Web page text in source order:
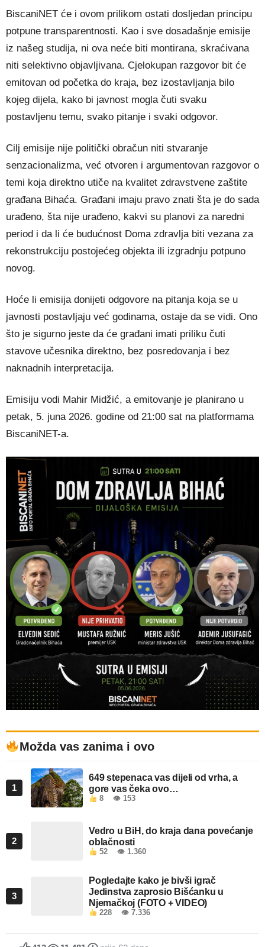
BiscaniNET će i ovom prilikom ostati dosljedan principu
potpune transparentnosti. Kao i sve dosadašnje emisije
iz našeg studija, ni ova neće biti montirana, skraćivana
niti selektivno objavljivana. Cjelokupan razgovor bit će
emitovan od početka do kraja, bez izostavljanja bilo
kojeg dijela, kako bi javnost mogla čuti svaku
postavljenu temu, svako pitanje i svaki odgovor.
Cilj emisije nije politički obračun niti stvaranje
senzacionalizma, već otvoren i argumentovan razgovor o
temi koja direktno utiče na kvalitet zdravstvene zaštite
građana Bihaća. Građani imaju pravo znati šta je do sada
urađeno, šta nije urađeno, kakvi su planovi za naredni
period i da li će budućnost Doma zdravlja biti vezana za
rekonstrukciju postojećeg objekta ili izgradnju potpuno
novog.
Hoće li emisija donijeti odgovore na pitanja koja se u
javnosti postavljaju već godinama, ostaje da se vidi. Ono
što je sigurno jeste da će građani imati priliku čuti
stavove učesnika direktno, bez posredovanja i bez
naknadnih interpretacija.
Emisiju vodi Mahir Midžić, a emitovanje je planirano u
petak, 5. juna 2026. godine od 21:00 sat na platformama
BiscaniNET-a.
Možda vas zanima i ovo
1
649 stepenaca vas dijeli od vrha, a
gore vas čeka ovo…
8 👁 153
2
Vedro u BiH, do kraja dana povećanje
oblačnosti
52 👁 1.360
3
Pogledajte kako je bivši igrač
Jedinstva zaprosio Bišćanku u
Njemačkoj (FOTO + VIDEO)
228 👁 7.336